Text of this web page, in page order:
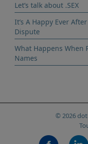
Let’s talk about .SEX
It’s A Happy Ever
Dispute
What Happens When
Names
© 2026